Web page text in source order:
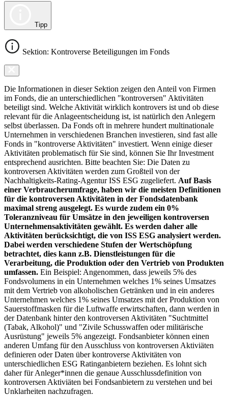
Tipp
Sektion: Kontroverse Beteiligungen im Fonds
Die Informationen in dieser Sektion zeigen den Anteil von Firmen
im Fonds, die an unterschiedlichen "kontroversen" Aktivitäten
beteiligt sind. Welche Aktivität wirklich kontrovers ist und ob diese
relevant für die Anlageentscheidung ist, ist natürlich den Anlegern
selbst überlassen. Da Fonds oft in mehrere hundert multinationale
Unternehmen in verschiedenen Branchen investieren, sind fast alle
Fonds in "kontroverse Aktivitäten" investiert. Wenn einige dieser
Aktivitäten problematisch für Sie sind, können Sie Ihr Investment
entsprechend ausrichten. Bitte beachten Sie: Die Daten zu
kontroversen Aktivitäten werden zum Großteil von der
Nachhaltigkeits-Rating-Agentur ISS ESG zugeliefert. Auf Basis
einer Verbraucherumfrage, haben wir die meisten Definitionen
für die kontroversen Aktivitäten in der Fondsdatenbank
maximal streng ausgelegt. Es wurde zudem ein 0%
Toleranzniveau für Umsätze in den jeweiligen kontroversen
Unternehmensaktivitäten gewählt. Es werden daher alle
Aktivitäten berücksichtigt, die von ISS ESG analysiert werden.
Dabei werden verschiedene Stufen der Wertschöpfung
betrachtet, dies kann z.B. Dienstleistungen für die
Verarbeitung, die Produktion oder den Vertrieb von Produkten
umfassen. Ein Beispiel: Angenommen, dass jeweils 5% des
Fondsvolumens in ein Unternehmen welches 1% seines Umsatzes
mit dem Vertrieb von alkoholischen Getränken und in ein anderes
Unternehmen welches 1% seines Umsatzes mit der Produktion von
Sauerstoffmasken für die Luftwaffe erwirtschaften, dann werden in
der Datenbank hinter den kontroversen Aktivitäten "Suchtmittel
(Tabak, Alkohol)" und "Zivile Schusswaffen oder militärische
Ausrüstung" jeweils 5% angezeigt. Fondsanbieter können einen
anderen Umfang für den Ausschluss von kontroversen Aktiviäten
definieren oder Daten über kontroverse Aktivitäten von
unterschiedlichen ESG Ratinganbietern beziehen. Es lohnt sich
daher für Anleger*innen die genaue Ausschlussdefinition von
kontroversen Aktiviäten bei Fondsanbietern zu verstehen und bei
Unklarheiten nachzufragen.